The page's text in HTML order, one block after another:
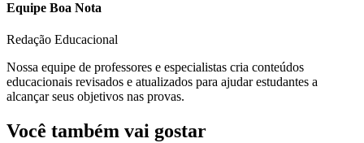
Equipe Boa Nota
Redação Educacional
Nossa equipe de professores e especialistas cria conteúdos
educacionais revisados e atualizados para ajudar estudantes a
alcançar seus objetivos nas provas.
Você também vai gostar